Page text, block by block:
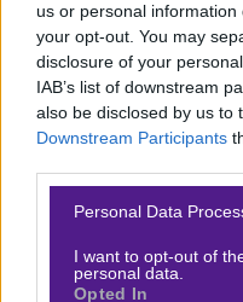
us or personal
your opt-out. You may
disclosure of your
IAB’s list of downstream
also be disclosed by us to
Downstream Participants
Please note that this
not limited to your visit or
grant or deny consent to
Personal Data
I want to opt-out of
personal data.
Opted In
Παρά την ψυχολογία
πρωτάθλημα, οι
και στη μάχη της
πιθανότατα θα φέρει
Οι φιλοξενούμενοι,
ανεβασμένοι και χωρίς
επικεντρωθούν πλήρως